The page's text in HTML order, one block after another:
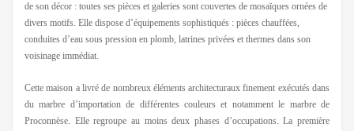
de son décor : toutes ses pièces et galeries sont couvertes de mosaïques ornées de
divers motifs. Elle dispose d’équipements sophistiqués : pièces chauffées,
conduites d’eau sous pression en plomb, latrines privées et thermes dans son
voisinage immédiat.
Cette maison a livré de nombreux éléments architecturaux finement exécutés dans
du marbre d’importation de différentes couleurs et notamment le marbre de
Proconnèse. Elle regroupe au moins deux phases d’occupations. La première